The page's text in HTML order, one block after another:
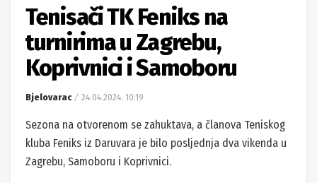
Tenisači TK Feniks na
turnirima u Zagrebu,
Koprivnici i Samoboru
Bjelovarac 24.04.2024. 10:19
Sezona na otvorenom se zahuktava, a članova Teniskog
kluba Feniks iz Daruvara je bilo posljednja dva vikenda u
Zagrebu, Samoboru i Koprivnici.